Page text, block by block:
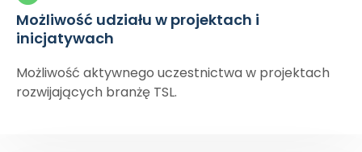
Możliwość udziału w projektach i
inicjatywach
Możliwość aktywnego uczestnictwa w projektach
rozwijających branżę TSL.